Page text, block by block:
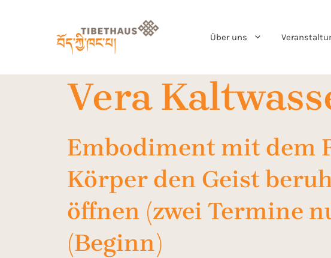
Über uns
Vera
Embodiment mit dem
Körper den Geist
öffnen (zwei Termine
(Beginn)